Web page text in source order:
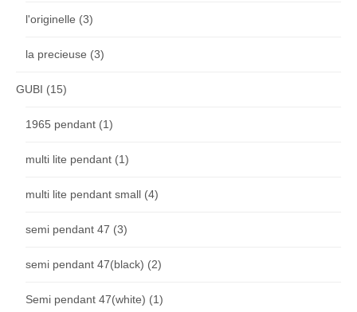
l'originelle (3)
la precieuse (3)
GUBI (15)
1965 pendant (1)
multi lite pendant (1)
multi lite pendant small (4)
semi pendant 47 (3)
semi pendant 47(black) (2)
Semi pendant 47(white) (1)